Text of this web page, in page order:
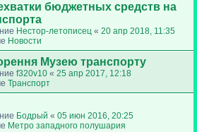
бюджетных средств на
Нестор-летописец « 20 апр 2018, 11:35
Новости
Музею транспорту
f320v10 « 25 апр 2017, 12:18
Транспорт
Бодрый « 05 июн 2016, 20:25
Метро западного полушария